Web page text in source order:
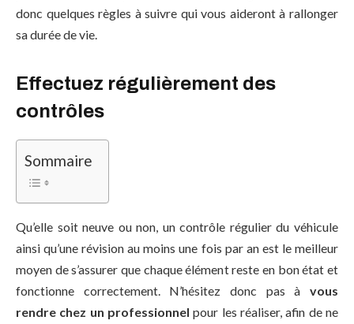
donc quelques règles à suivre qui vous aideront à rallonger
sa durée de vie.
Effectuez régulièrement des
contrôles
Sommaire
Qu’elle soit neuve ou non, un contrôle régulier du véhicule
ainsi qu’une révision au moins une fois par an est le meilleur
moyen de s’assurer que chaque élément reste en bon état et
fonctionne correctement. N’hésitez donc pas à vous
rendre chez un professionnel pour les réaliser, afin de ne